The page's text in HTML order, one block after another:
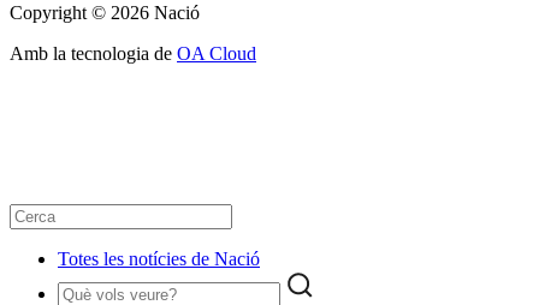
Copyright © 2026 Nació
Amb la tecnologia de OA Cloud
Totes les notícies de Nació